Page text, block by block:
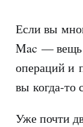
Если вы
Mac — вещь
операций и
вы когда-то
Уже почти